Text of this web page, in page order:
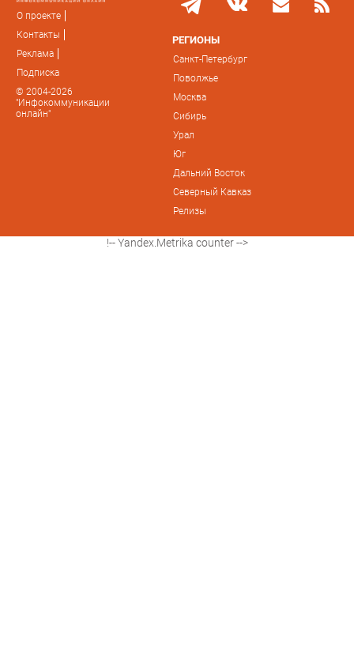
О проекте
Контакты
Реклама
Подписка
© 2004-2026
"Инфокоммуникации
онлайн"
РЕГИОНЫ
Санкт-Петербург
Поволжье
Москва
Сибирь
Урал
Юг
Дальний Восток
Северный Кавказ
Релизы
!-- Yandex.Metrika counter -->